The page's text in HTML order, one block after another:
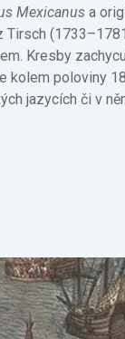
Mexicanus a
Tirsch
Kresby
kolem poloviny
jazycích či v